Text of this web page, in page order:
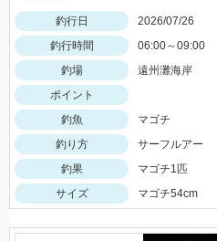
釣行日
2026/07/26
釣行時間
06:00～09:00
釣場
遠州灘海岸
ポイント
釣魚
マゴチ
釣り方
サーフルアー
釣果
マゴチ1匹
サイズ
マゴチ54cm